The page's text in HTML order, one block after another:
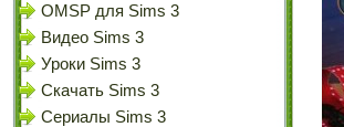
OMSP для Sims 3
Видео Sims 3
Уроки Sims 3
Скачать Sims 3
Сериалы Sims 3